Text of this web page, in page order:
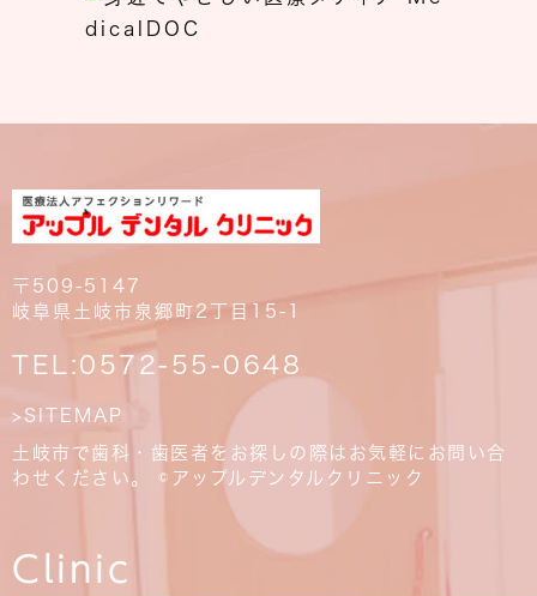
〒509-5147
岐阜県土岐市泉郷町2丁目15-1
TEL:0572-55-0648
>SITEMAP
土岐市で歯科・歯医者をお探しの際はお気軽にお問い合
わせください。 ©アップルデンタルクリニック
Clinic